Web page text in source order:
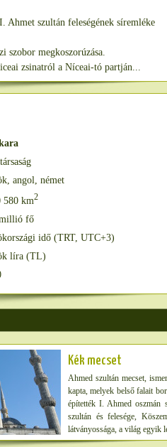
Ahmet szultán feleségének síremléke
szobor megkoszorúzása.
zsinatról a Níceai-tó partján...
angol, német
580 km2
fő
idő (TRT, UTC+3)
líra (TL)
Kék mecset
Ahmed szultán mecset,
kapta, melyek belső falait
építették I. Ahmed oszmán
szultán és felesége,
látványossága, a világ egyik